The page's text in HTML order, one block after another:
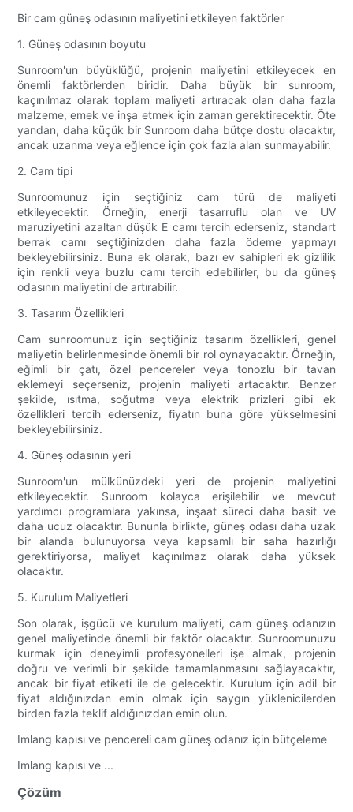
Bir cam güneş odasının maliyetini etkileyen faktörler
1. Güneş odasının boyutu
Sunroom'un büyüklüğü, projenin maliyetini etkileyecek en
önemli faktörlerden biridir. Daha büyük bir sunroom,
kaçınılmaz olarak toplam maliyeti artıracak olan daha fazla
malzeme, emek ve inşa etmek için zaman gerektirecektir. Öte
yandan, daha küçük bir Sunroom daha bütçe dostu olacaktır,
ancak uzanma veya eğlence için çok fazla alan sunmayabilir.
2. Cam tipi
Sunroomunuz için seçtiğiniz cam türü de maliyeti
etkileyecektir. Örneğin, enerji tasarruflu olan ve UV
maruziyetini azaltan düşük E camı tercih ederseniz, standart
berrak camı seçtiğinizden daha fazla ödeme yapmayı
bekleyebilirsiniz. Buna ek olarak, bazı ev sahipleri ek gizlilik
için renkli veya buzlu camı tercih edebilirler, bu da güneş
odasının maliyetini de artırabilir.
3. Tasarım Özellikleri
Cam sunroomunuz için seçtiğiniz tasarım özellikleri, genel
maliyetin belirlenmesinde önemli bir rol oynayacaktır. Örneğin,
eğimli bir çatı, özel pencereler veya tonozlu bir tavan
eklemeyi seçerseniz, projenin maliyeti artacaktır. Benzer
şekilde, ısıtma, soğutma veya elektrik prizleri gibi ek
özellikleri tercih ederseniz, fiyatın buna göre yükselmesini
bekleyebilirsiniz.
4. Güneş odasının yeri
Sunroom'un mülkünüzdeki yeri de projenin maliyetini
etkileyecektir. Sunroom kolayca erişilebilir ve mevcut
yardımcı programlara yakınsa, inşaat süreci daha basit ve
daha ucuz olacaktır. Bununla birlikte, güneş odası daha uzak
bir alanda bulunuyorsa veya kapsamlı bir saha hazırlığı
gerektiriyorsa, maliyet kaçınılmaz olarak daha yüksek
olacaktır.
5. Kurulum Maliyetleri
Son olarak, işgücü ve kurulum maliyeti, cam güneş odanızın
genel maliyetinde önemli bir faktör olacaktır. Sunroomunuzu
kurmak için deneyimli profesyonelleri işe almak, projenin
doğru ve verimli bir şekilde tamamlanmasını sağlayacaktır,
ancak bir fiyat etiketi ile de gelecektir. Kurulum için adil bir
fiyat aldığınızdan emin olmak için saygın yüklenicilerden
birden fazla teklif aldığınızdan emin olun.
Imlang kapısı ve pencereli cam güneş odanız için bütçeleme
Imlang kapısı ve ...
Çözüm